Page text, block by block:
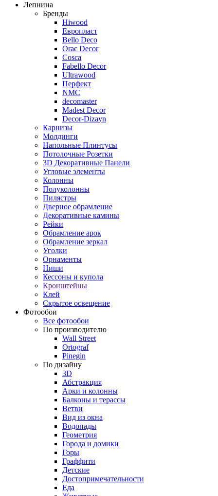
Лепнина
Бренды
Hiwood
Европласт
Bello Deco
Orac Decor
Cosca
Fabello Decor
Ultrawood
Перфект
NMC
decomaster
Madest Decor
Decor-Dizayn
Карнизы
Молдинги
Напольные Плинтусы
Потолочные Розетки
3D Декоративные Панели
Угловые элементы
Колонны
Полуколонны
Пилястры
Дверное обрамление
Декоративные камины
Рейки
Обрамление арок
Обрамление зеркал
Уголки
Орнаменты
Ниши
Кессоны и купола
Кронштейны
Клей
Скрытое освещение
Фотообои
Все фотообои
По производителю
Wall Street
Ortograf
Pinegin
По дизайну
3D
Абстракция
Арки и колонны
Балконы и терассы
Ветви
Вид из окна
Водопады
Геометрия
Города и домики
Горы
Граффити
Детские
Достопримечательности
Еда